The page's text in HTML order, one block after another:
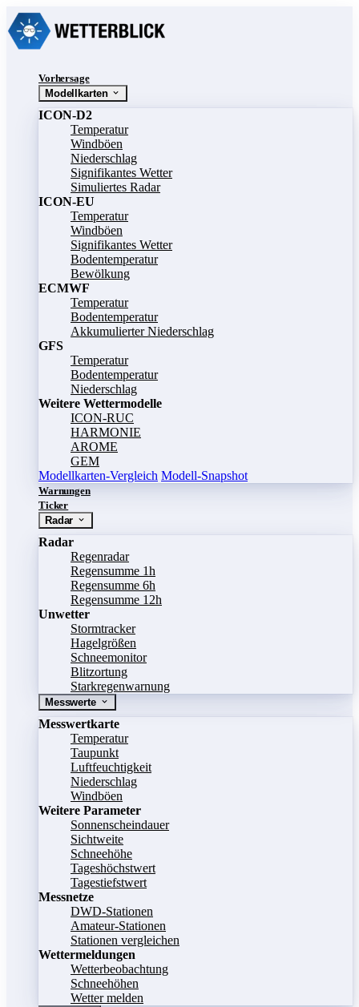
Vorhersage
Modellkarten
ICON-D2
Temperatur
Windböen
Niederschlag
Signifikantes Wetter
Simuliertes Radar
ICON-EU
Temperatur
Windböen
Signifikantes Wetter
Bodentemperatur
Bewölkung
ECMWF
Temperatur
Bodentemperatur
Akkumulierter Niederschlag
GFS
Temperatur
Bodentemperatur
Niederschlag
Weitere Wettermodelle
ICON-RUC
HARMONIE
AROME
GEM
Modellkarten-Vergleich Modell-Snapshot
Warnungen
Ticker
Radar
Radar
Regenradar
Regensumme 1h
Regensumme 6h
Regensumme 12h
Unwetter
Stormtracker
Hagelgrößen
Schneemonitor
Blitzortung
Starkregenwarnung
Messwerte
Messwertkarte
Temperatur
Taupunkt
Luftfeuchtigkeit
Niederschlag
Windböen
Weitere Parameter
Sonnenscheindauer
Sichtweite
Schneehöhe
Tageshöchstwert
Tagestiefstwert
Messnetze
DWD-Stationen
Amateur-Stationen
Stationen vergleichen
Wettermeldungen
Wetterbeobachtung
Schneehöhen
Wetter melden